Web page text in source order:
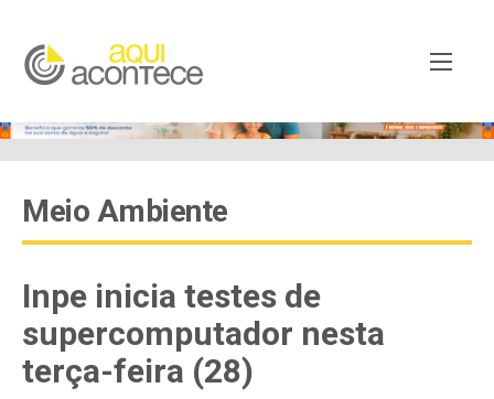
Meio Ambiente
Inpe inicia testes de
supercomputador nesta
terça-feira (28)